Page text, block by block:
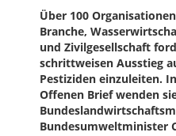
Über 100
Branche,
und Zivilgesellschaft
schrittweisen Ausstieg
Pestiziden einzuleiten.
Offenen Brief wenden
Bundesumweltminister